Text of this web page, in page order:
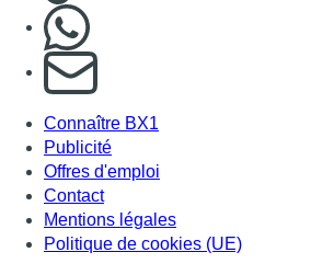
S'abonner à notre newsletter
Connaître BX1
Publicité
Offres d'emploi
Contact
Mentions légales
Politique de cookies (UE)